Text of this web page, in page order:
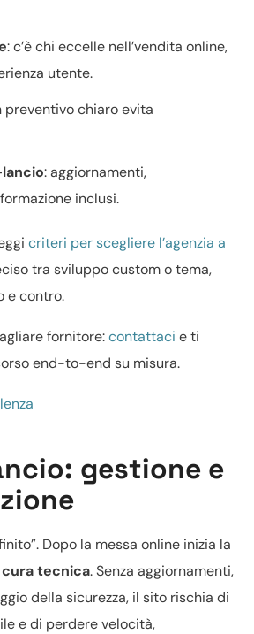
: c’è chi eccelle nell’vendita online,
utente.
preventivo chiaroevita
: aggiornamenti,
inclusi.
criteri per scegliere l’agenzia a
trasviluppo custom o tema,
e contro.
fornitore:contattaci e ti
end-to-end su misura.
gestione e
Dopo la messa online inizia la
cura tecnica. Senza aggiornamenti,
della sicurezza, il sito rischia di
e di perdere velocità,